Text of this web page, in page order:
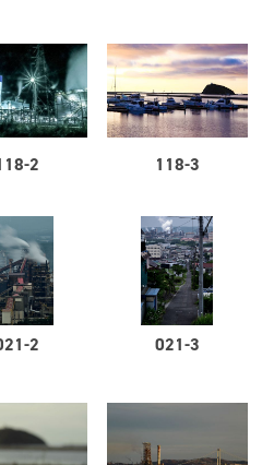
2 118-3
2 021-3